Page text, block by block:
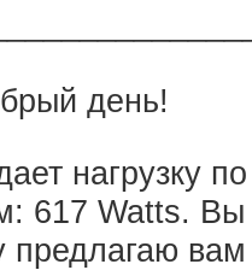
день!
нагрузку
617 Watts.
предлагаю